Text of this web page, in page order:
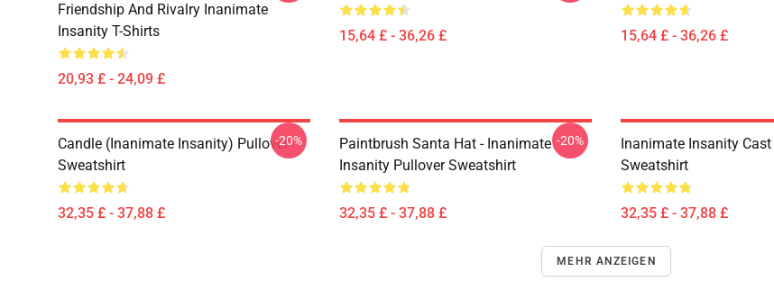
Friendship And Rivalry Inanimate
Insanity T-Shirts
20,93 £ - 24,09 £
15,64 £ - 36,26 £ 15,64 £ - 36,26 £
Candle (Inanimate Insanity) Pullover
Sweatshirt
32,35 £ - 37,88 £
-20%
Paintbrush Santa Hat - Inanimate
Insanity Pullover Sweatshirt
32,35 £ - 37,88 £
-20%
Inanimate Insanity
Sweatshirt
32,35 £ - 37,88 £
MEHR ANZEIGEN